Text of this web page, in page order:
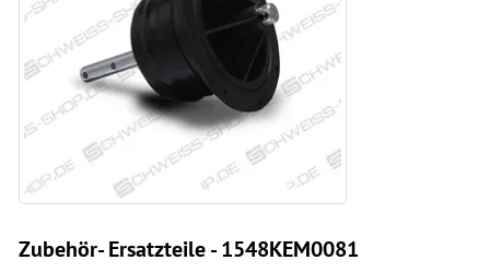
Zubehör- Ersatzteile - 1548KEM0081